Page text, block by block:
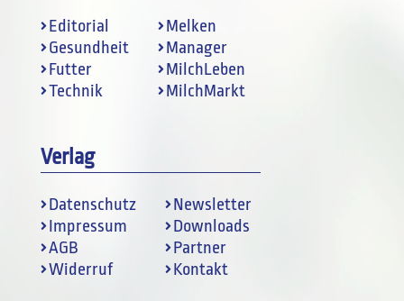
Editorial
Gesundheit
Futter
Technik
Melken
Manager
MilchLeben
MilchMarkt
Verlag
Datenschutz
Impressum
AGB
Widerruf
Newsletter
Downloads
Partner
Kontakt